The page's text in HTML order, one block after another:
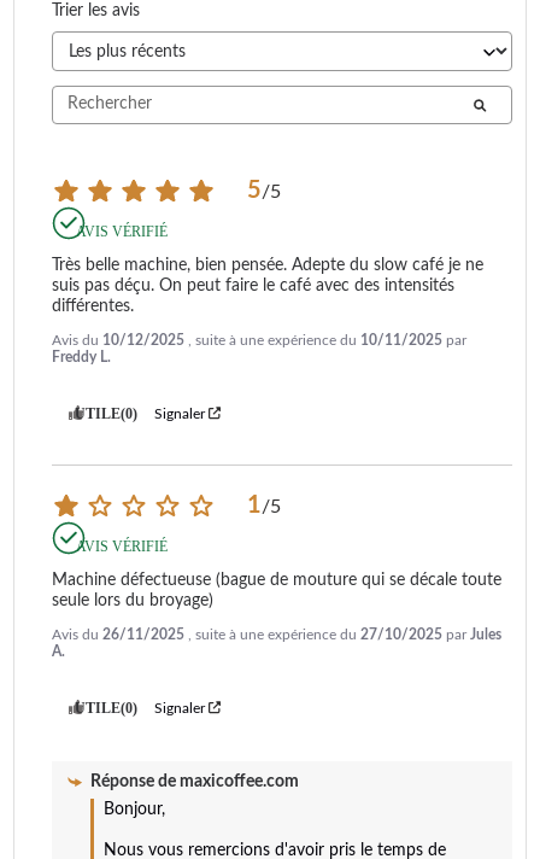
Trier les avis
5/5
AVIS VÉRIFIÉ
Très belle machine, bien pensée. Adepte du slow café je ne
suis pas déçu. On peut faire le café avec des intensités
différentes.
Avis du 10/12/2025 , suite à une expérience du 10/11/2025 par
Freddy L.
UTILE(0) Signaler
1/5
AVIS VÉRIFIÉ
Machine défectueuse (bague de mouture qui se décale toute
seule lors du broyage)
Avis du 26/11/2025 , suite à une expérience du 27/10/2025 parJules
A.
UTILE(0) Signaler
Réponse de maxicoffee.com
Bonjour,
Nous vous remercions d'avoir pris le temps de